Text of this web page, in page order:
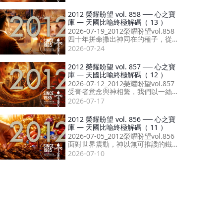
2012 榮耀盼望 vol. 858 ── 心之寶
庫 — 天國比喻終極解碼（ 13 ）
2026-07-19_2012榮耀盼望vol.858
四十年拼命撒出神同在的種子，從
開口讚美到屬靈收割，成就婚約最
2026-07-24
2012 榮耀盼望 vol. 857 ── 心之寶
庫 — 天國比喻終極解碼（ 12 ）
2026-07-12_2012榮耀盼望vol.857
受膏者意念與神相繫，我們以一絲
信心起步，尊重受膏者，便能由性
2026-07-17
2012 榮耀盼望 vol. 856 ── 心之寶
庫 — 天國比喻終極解碼（ 11 ）
2026-07-05_2012榮耀盼望vol.856
面對世界震動，神以無可推諉的鐵
證，確立錫安就是末後醫治萬國的
2026-07-10